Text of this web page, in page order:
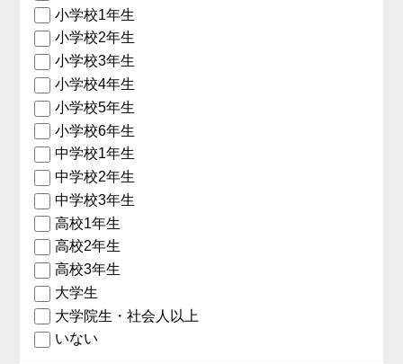
小学校1年生
小学校2年生
小学校3年生
小学校4年生
小学校5年生
小学校6年生
中学校1年生
中学校2年生
中学校3年生
高校1年生
高校2年生
高校3年生
大学生
大学院生・社会人以上
いない